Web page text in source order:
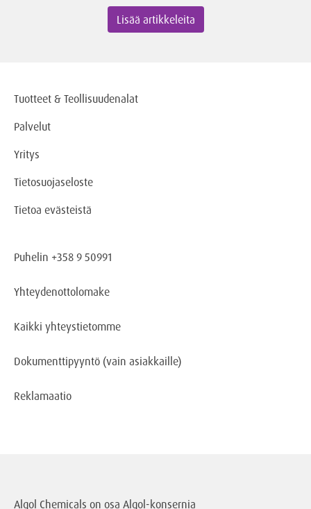
Lisää artikkeleita
Tuotteet & Teollisuudenalat
Palvelut
Yritys
Tietosuojaseloste
Tietoa evästeistä
Puhelin +358 9 50991
Yhteydenottolomake
Kaikki yhteystietomme
Dokumenttipyyntö (vain asiakkaille)
Reklamaatio
Algol Chemicals on osa Algol-konsernia